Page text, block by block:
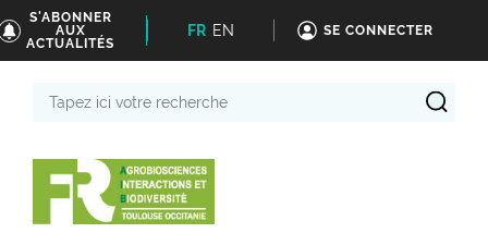
S'ABONNER
AUX
ACTUALITÉS
FR EN SE CONNECTER